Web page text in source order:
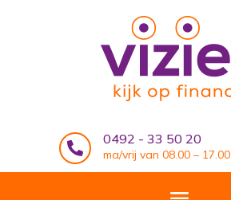

0492 - 33 50 20
ma/vrij van 08.00 – 17.00